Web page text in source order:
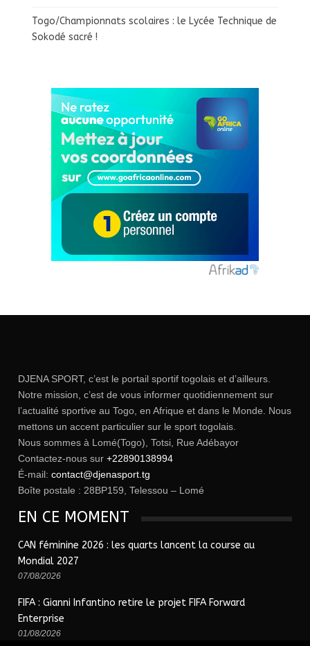
Togo/Championnats scolaires : le Lycée Technique de
Sokodé sacré !
DJENA SPORT, c’est le portail sportif togolais et d’ailleurs.
Notre mission, c’est de vous informer quotidiennement sur
l’actualité sportive au Togo, en Afrique et dans le Monde. Nous
mettons un accent particulier sur le sport togolais.
Nous sommes à Lomé(Togo), Totsi, Rue Adébayor
Contactez-nous sur +22890138994
É-mail: contact@djenasport.tg
Boîte postale : 28BP159, Telessou – Lomé
EN CE MOMENT
CAN féminine 2026 : les quarts lancent la course au
Mondial 2027
07/08/2026
FIFA : Gianni Infantino retire le projet FIFA Forward
Enterprise
01/08/2026